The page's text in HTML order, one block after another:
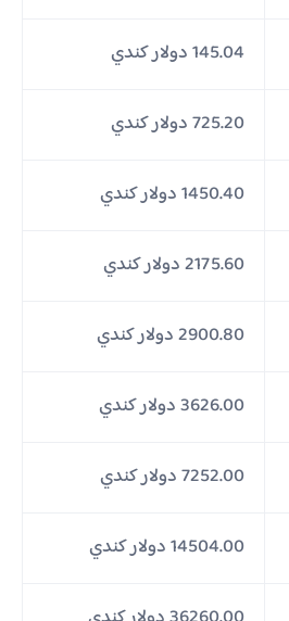
145.04 دولار كندي
725.20 دولار كندي
1450.40 دولار كندي
2175.60 دولار كندي
2900.80 دولار كندي
3626.00 دولار كندي
7252.00 دولار كندي
14504.00 دولار كندي